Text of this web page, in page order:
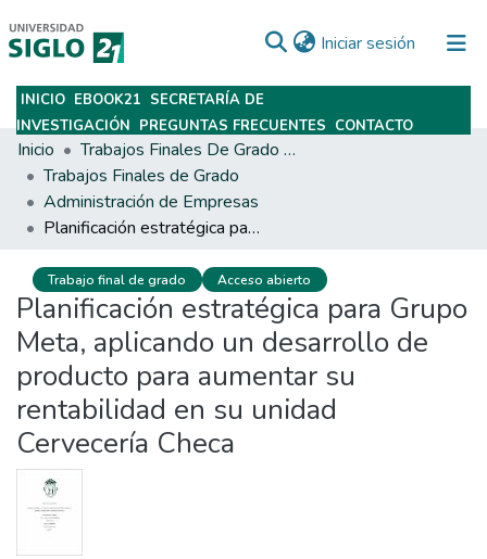
Iniciar sesión (current)
Subir
INICIO EBOOK21 SECRETARÍA DE
INVESTIGACIÓN PREGUNTAS FRECUENTES CONTACTO
Inicio
Trabajos Finales De Grado Y Posgrado
Trabajos Finales de Grado
Administración de Empresas
Planificación estratégica para Grupo Meta, aplicando un desarrollo de producto para aumentar su rentabilidad en su unidad Cervecería Checa
Trabajo final de grado Acceso abierto
Planificación estratégica para Grupo
Meta, aplicando un desarrollo de
producto para aumentar su
rentabilidad en su unidad
Cervecería Checa